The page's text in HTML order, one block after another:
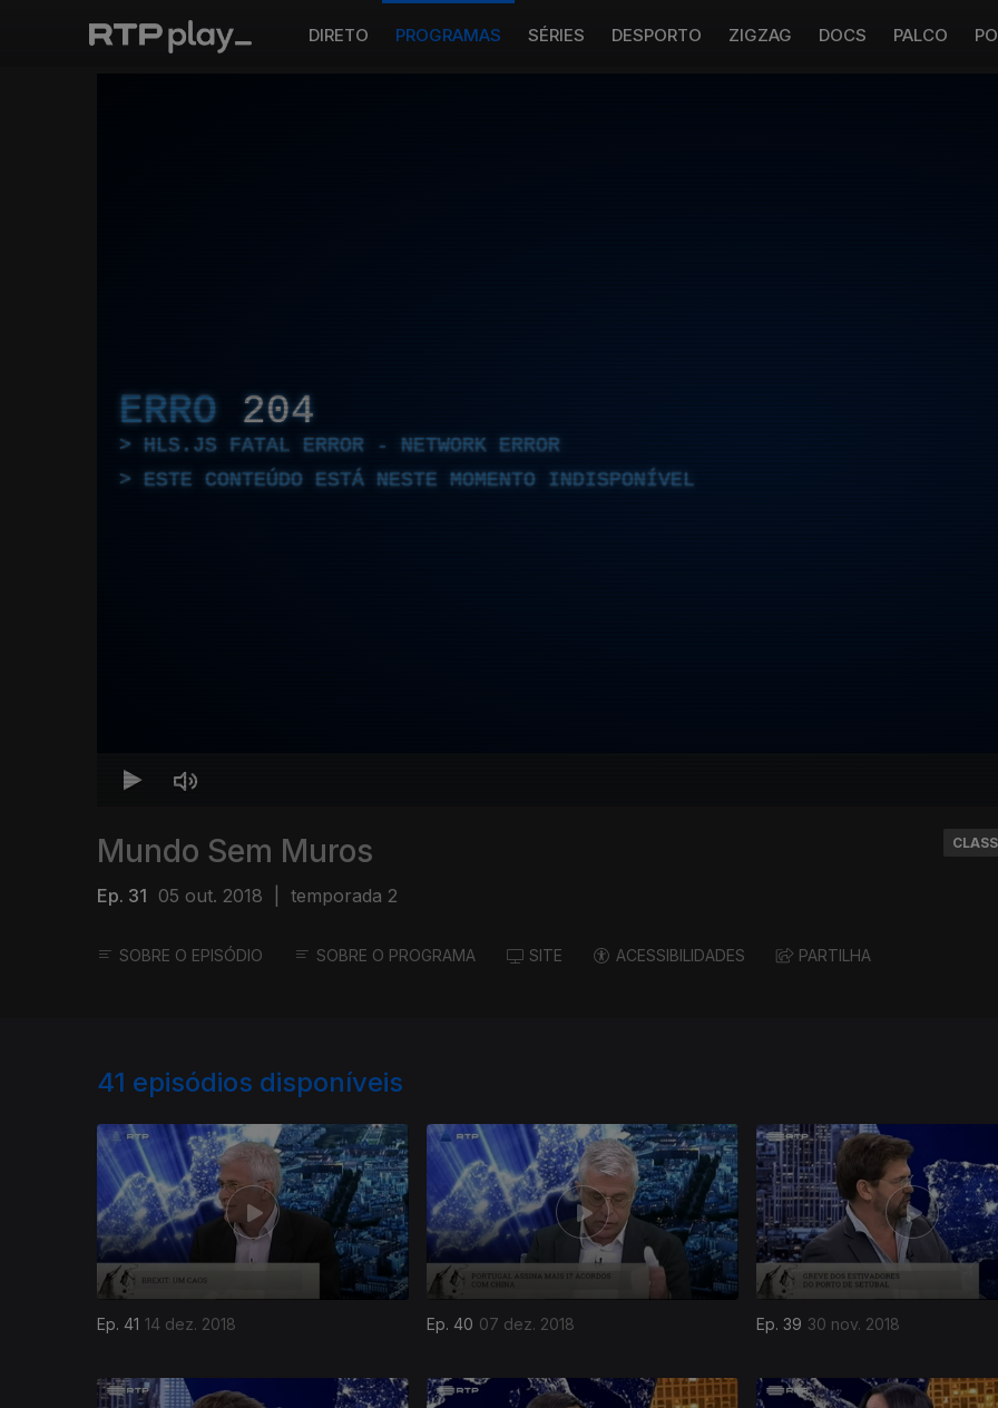
DIRETO PROGRAMAS SÉRIES DESPORTO ZIGZAG DOCS PALCO
ERRO 204
HLS.JS FATAL ERROR - NETWORK ERROR
ESTE CONTEÚDO ESTÁ NESTE MOMENTO INDISPONÍVEL
Mundo Sem Muros
Ep. 31 05 out. 2018 temporada 2
SOBRE O EPISÓDIO SOBRE O PROGRAMA SITE ACESSIBILIDADES PARTILHA
41 episódios disponíveis
Ep. 41 14 dez. 2018 Ep. 40 07 dez. 2018 Ep. 39 30 nov. 2018